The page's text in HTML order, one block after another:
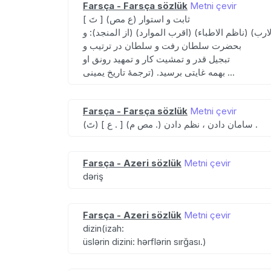
Farsça - Farsça sözlük Metni çevir
[ تَ ] (ع مص) ثابت و استوار
(ناظم الاطباء) (اقرب الموارد) (از المنجد): و
بحضرت سلطان رفت و سلطان در ترتیب و
تبجیل قدر و تمشیت کار و تمهید رونق او
بهمه غایتی برسید. (ترجمهٔ تاریخ یمینی ...
Farsça - Farsça sözlük Metni çevir
(تَ) [ ع . ] (مص م .) سامان دادن ، نظم دادن .
Farsça - Azeri sözlük Metni çevir
dəriş
Farsça - Azeri sözlük Metni çevir
dizin(izah:
üslərin dizini: hərflərin sırğası.)